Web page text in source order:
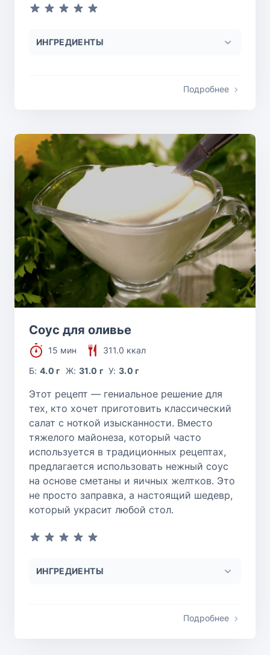
ИНГРЕДИЕНТЫ
Подробнее
Соус для оливье
15 мин
311.0 ккал
Б:4.0 г Ж: 31.0 г У:3.0 г
Этот рецепт — гениальное решение для
тех, кто хочет приготовить классический
салат с ноткой изысканности. Вместо
тяжелого майонеза, который часто
используется в традиционных рецептах,
предлагается использовать нежный соус
на основе сметаны и яичных желтков. Это
не просто заправка, а настоящий шедевр,
который украсит любой стол.
ИНГРЕДИЕНТЫ
Подробнее